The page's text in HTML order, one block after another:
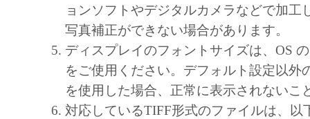
ョンソフトやデジタルカメラなどで加工
写真補正ができない場合があります。
ディスプレイのフォントサイズは、OS
をご使用ください。デフォルト設定以外
を使用した場合、正常に表示されないこ
対応しているTIFF形式のファイルは、以